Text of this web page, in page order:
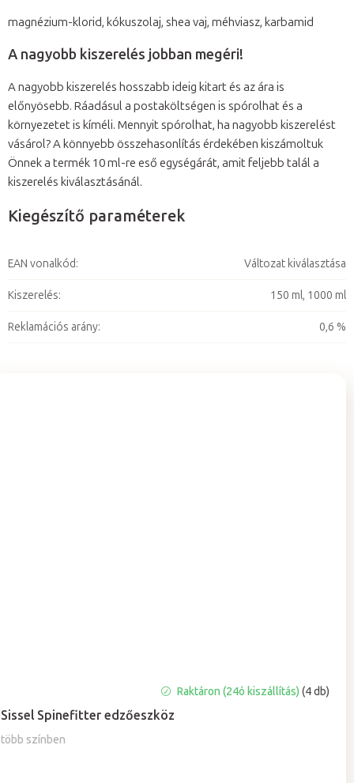
Sissel Spinefitter edzőeszköz
több színben
termék
átlagos
értékelése
Raktáron (24ó kiszállítás)(4 db)
magnézium-klorid, kókuszolaj, shea vaj, méhviasz, karbamid
A nagyobb kiszerelés jobban megéri!
A nagyobb kiszerelés hosszabb ideig kitart és az ára is
előnyösebb. Ráadásul a postaköltségen is spórolhat és a
környezetet is kíméli. Mennyit spórolhat, ha nagyobb kiszerelést
vásárol? A könnyebb összehasonlítás érdekében kiszámoltuk
Önnek a termék 10 ml-re eső egységárát, amit feljebb talál a
kiszerelés kiválasztásánál.
Kiegészítő paraméterek
EAN vonalkód: Változat kiválasztása
Kiszerelés: 150 ml, 1000 ml
Reklamációs arány: 0,6 %